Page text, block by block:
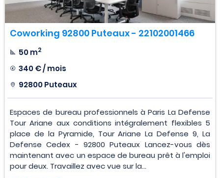
Coworking 92800 Puteaux - 22102001466
50 m2
340 € / mois
92800 Puteaux
Espaces de bureau professionnels à Paris La Defense
Tour Ariane aux conditions intégralement flexibles 5
place de la Pyramide, Tour Ariane La Defense 9, La
Defense Cedex - 92800 Puteaux Lancez-vous dès
maintenant avec un espace de bureau prêt à l'emploi
pour deux. Travaillez avec vue sur la...